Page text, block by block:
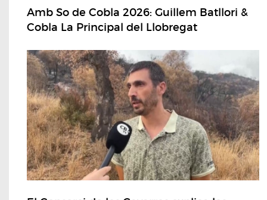
Amb So de Cobla 2026: Guillem Batllori &
Cobla La Principal del Llobregat